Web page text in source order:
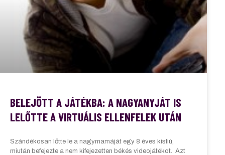
BELEJÖTT A JÁTÉKBA: A NAGYANYJÁT IS
LELŐTTE A VIRTUÁLIS ELLENFELEK UTÁN
Szándékosan lőtte le a nagymamáját egy 8 éves kisfiú,
miután befejezte a nem kifejezetten békés videojátékot. Azt